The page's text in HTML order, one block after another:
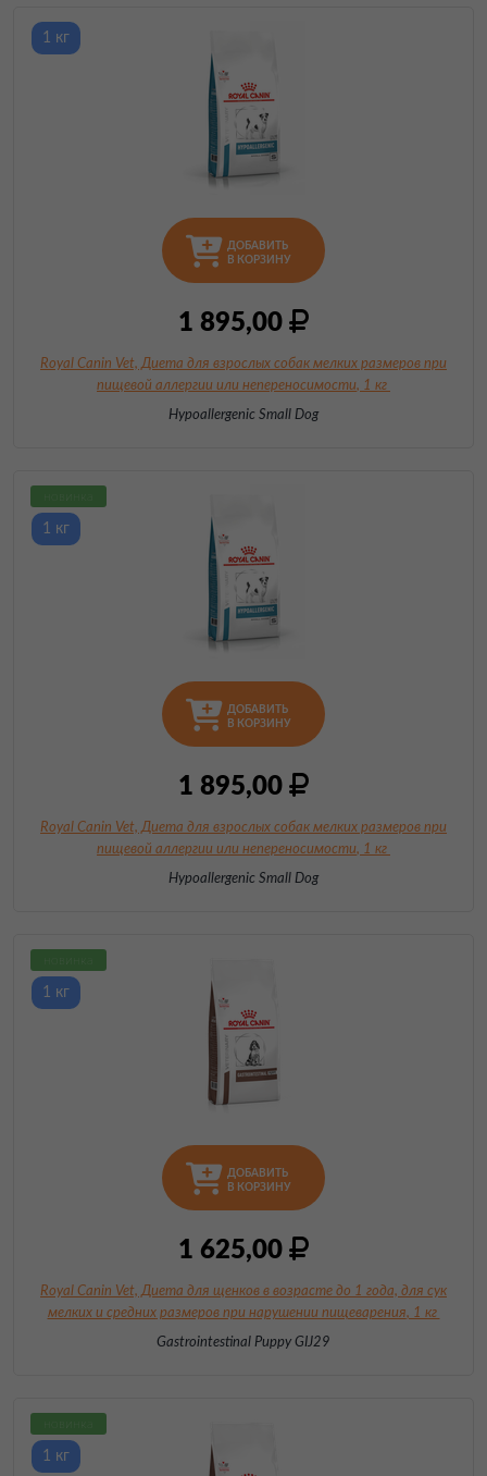
ДОБАВИТЬ
В КОРЗИНУ
1 895,00
1 кг
Royal Canin Vet, Диета для взрослых собак мелких размеров при
пищевой аллергии или непереносимости, 1 кг
Hypoallergenic Small Dog
ДОБАВИТЬ
В КОРЗИНУ
1 895,00
1 кг
Royal Canin Vet, Диета для взрослых собак мелких размеров при
пищевой аллергии или непереносимости, 1 кг
Hypoallergenic Small Dog
ДОБАВИТЬ
В КОРЗИНУ
1 625,00
1 кг
Royal Canin Vet, Диета для щенков в возрасте до 1 года, для сук
мелких и среднихразмеров при нарушении пищеварения, 1 кг
Gastrointestinal Puppy GIJ29
1 кг